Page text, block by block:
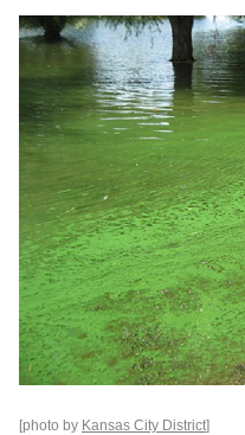
[photo by Kansas City District]